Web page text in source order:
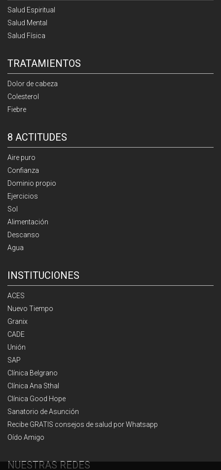
Salud Espiritual
Salud Mental
Salud Física
TRATAMIENTOS
Dolor de cabeza
Colesterol
Fiebre
8 ACTITUDES
Aire puro
Confianza
Dominio propio
Ejercicios
Sol
Alimentación
Descanso
Agua
INSTITUCIONES
ACES
Nuevo Tiempo
Granix
CADE
Unión
SAP
Clínica Belgrano
Clínica Ana Sthal
Clínica Good Hope
Sanatorio de Asunción
Recibe GRATIS consejos de salud por Whatsapp
Oído Amigo
NUESTRAS REDES